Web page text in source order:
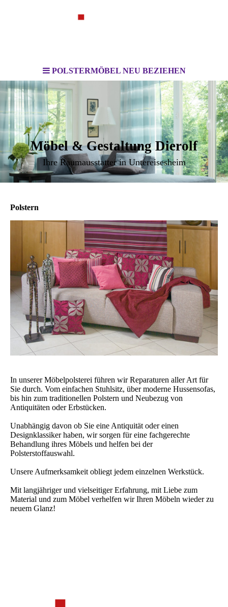
POLSTERMÖBEL NEU BEZIEHEN
Möbel & Gestaltung Dierolf
Ihre Raumausstatter in Untereisesheim
Polstern
In unserer Möbelpolsterei führen wir Reparaturen aller Art für
Sie durch. Vom einfachen Stuhlsitz, über moderne Hussensofas,
bis hin zum traditionellen Polstern und Neubezug von
Antiquitäten oder Erbstücken.
Unabhängig davon ob Sie eine Antiquität oder einen
Designklassiker haben, wir sorgen für eine fachgerechte
Behandlung ihres Möbels und helfen bei der
Polsterstoffauswahl.
Unsere Aufmerksamkeit obliegt jedem einzelnen Werkstück.
Mit langjähriger und vielseitiger Erfahrung, mit Liebe zum
Material und zum Möbel verhelfen wir Ihren Möbeln wieder zu
neuem Glanz!